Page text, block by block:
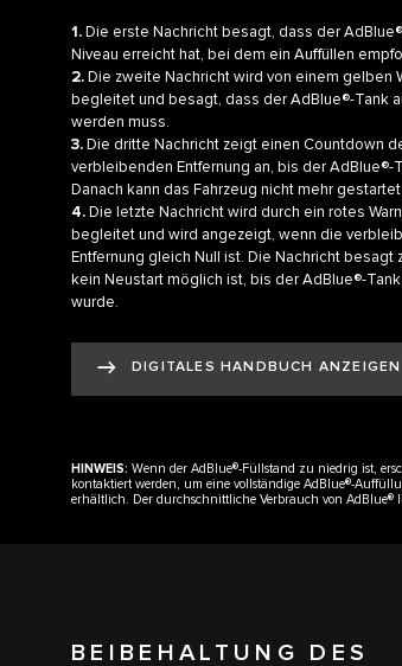
1. Die erste Nachricht besagt, dass der
Niveau erreicht hat, bei dem ein Auffüllen
2. Die zweite Nachricht wird von einem gelben
begleitet und besagt, dass der AdBlue®-Tank
werden muss.
3. Die dritte Nachricht zeigt einen Countdown
verbleibenden Entfernung an, bis der AdBlue®-
Danach kann das Fahrzeug nicht mehr
4. Die letzte Nachricht wird durch ein rotes
begleitet und wird angezeigt, wenn die
Entfernung gleich Null ist. Die Nachricht besagt
kein Neustart möglich ist, bis der AdBlue®-
wurde.
DIGITALES HANDBUCH ANZEIGEN
HINWEIS: Wenn der AdBlue®-Füllstand zu niedrig ist,
kontaktiert werden, um eine vollständige AdBlue®-
erhältlich. Der durchschnittliche Verbrauch von AdBlue®
BEIBEHALTUNG DES